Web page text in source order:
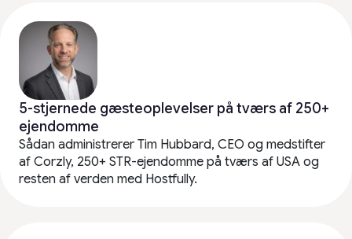
5-stjernede gæsteoplevelser på tværs af 250+
ejendomme
Sådan administrerer Tim Hubbard, CEO og medstifter
af Corzly, 250+ STR-ejendomme på tværs af USA og
resten af verden med Hostfully.